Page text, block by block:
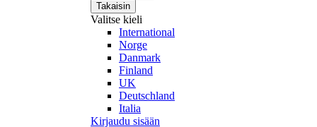
Takaisin
Valitse kieli
International
Norge
Danmark
Finland
UK
Deutschland
Italia
Kirjaudu sisään